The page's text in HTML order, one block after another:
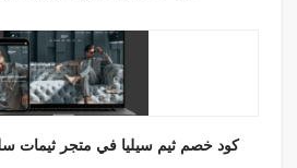
كود خصم ثيم سيليا في متجر ثيمات